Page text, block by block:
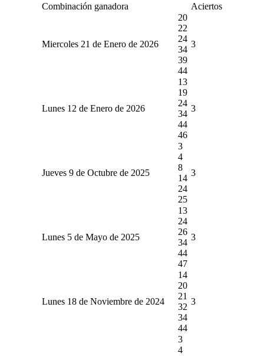
Combinación ganadora Aciertos
Miercoles 21 de Enero de 2026
20
22
24
34
39
44
3
Lunes 12 de Enero de 2026
13
19
24
34
44
46
3
Jueves 9 de Octubre de 2025
3
4
8
14
24
25
3
Lunes 5 de Mayo de 2025
13
24
26
34
44
47
3
Lunes 18 de Noviembre de 2024
14
20
21
32
34
44
3
3
4